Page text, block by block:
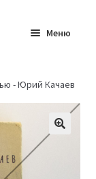
Меню
- Юрий Качаев